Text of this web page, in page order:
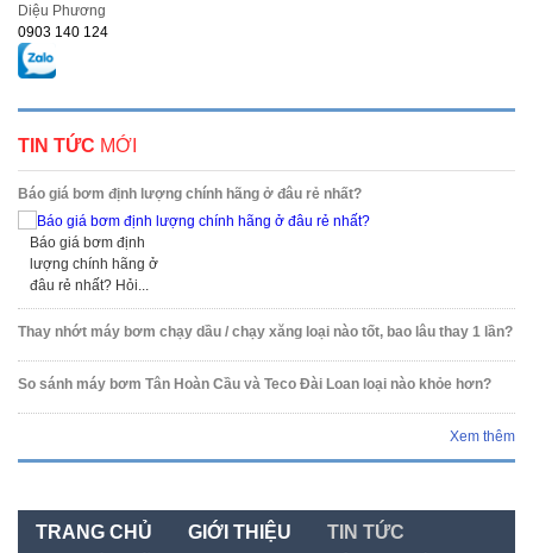
Diệu Phương
0903 140 124
TIN TỨC MỚI
Báo giá bơm định lượng chính hãng ở đâu rẻ nhất?
Báo giá bơm định
lượng chính hãng ở
đâu rẻ nhất? Hỏi...
Thay nhớt máy bơm chạy dầu / chạy xăng loại nào tốt, bao lâu thay 1 lần?
So sánh máy bơm Tân Hoàn Cầu và Teco Đài Loan loại nào khỏe hơn?
Xem thêm
TRANG CHỦ GIỚI THIỆU
TIN TỨC